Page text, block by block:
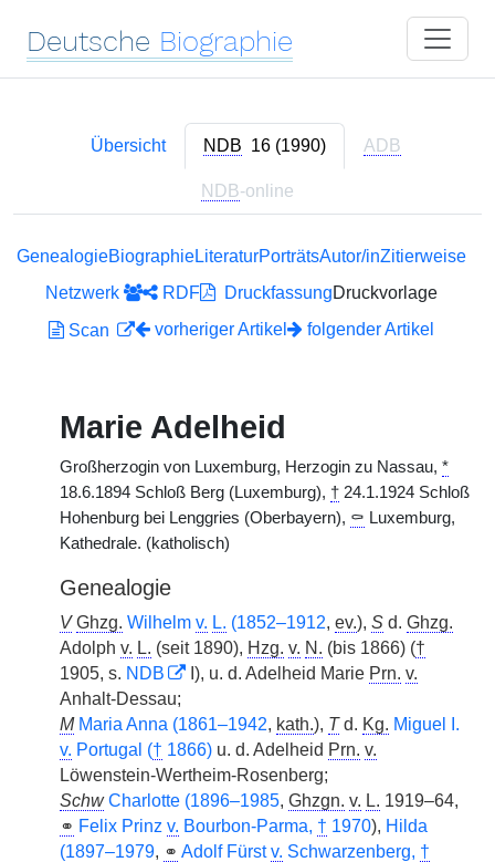
Deutsche Biographie
Übersicht NDB 16 (1990) ADB
NDB-online
GenealogieBiographieLiteraturPorträtsAutor/inZitierweise
Netzwerk
RDF DruckfassungDruckvorlage
Scan
vorheriger Artikel folgender Artikel
Marie Adelheid
Großherzogin von Luxemburg, Herzogin zu Nassau, *
18.6.1894 Schloß Berg (Luxemburg), † 24.1.1924 Schloß
Hohenburg bei Lenggries (Oberbayern), ⚰ Luxemburg,
Kathedrale. (katholisch)
Genealogie
V Ghzg. Wilhelm v. L. (1852–1912, ev.), S d. Ghzg.
Adolph v. L. (seit 1890), Hzg. v. N. (bis 1866) (†
1905, s. NDB I), u. d. Adelheid Marie Prn. v.
Anhalt-Dessau;
M Maria Anna (1861–1942, kath.), Td. Kg. Miguel I.
v. Portugal († 1866) u. d. Adelheid Prn. v.
Löwenstein-Wertheim-Rosenberg;
Schw Charlotte (1896–1985, Ghzgn. v. L. 1919–64,
⚭ Felix Prinz v. Bourbon-Parma, † 1970), Hilda
(1897–1979, ⚭ Adolf Fürstv. Schwarzenberg, †